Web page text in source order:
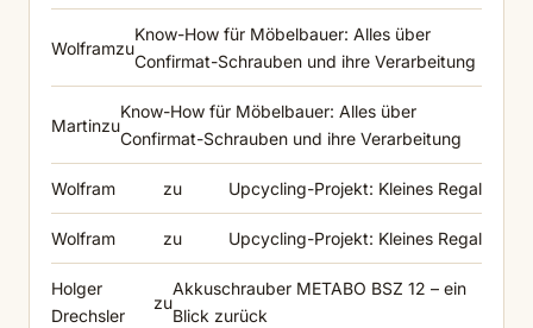
Wolframzu
Know-How für Möbelbauer: Alles über
Confirmat-Schrauben und ihre Verarbeitung
Martinzu
Know-How für Möbelbauer: Alles über
Confirmat-Schrauben und ihre Verarbeitung
Wolfram zu Upcycling-Projekt: Kleines Regal
Wolfram zu Upcycling-Projekt: Kleines Regal
Holger
Drechsler
zu
Akkuschrauber METABO BSZ 12 – ein
Blick zurück